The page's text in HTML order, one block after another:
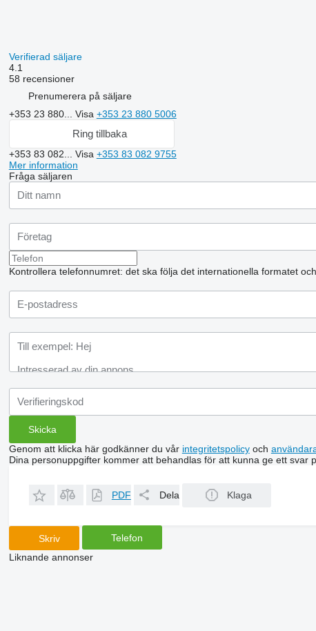
Verifierad säljare
4.1
58 recensioner
Prenumerera på säljare
+353 23 880... Visa +353 23 880 5006
Ring tillbaka
+353 83 082... Visa +353 83 082 9755
Mer information
Fråga säljaren
Kontrollera telefonnumret: det ska följa det internationella formatet
Genom att klicka här godkänner du vår integritetspolicyoch
Dina personuppgifter kommer att behandlas för att kunna ge ett svar
PDF Dela Klaga
Skriv
Telefon
Liknande annonser